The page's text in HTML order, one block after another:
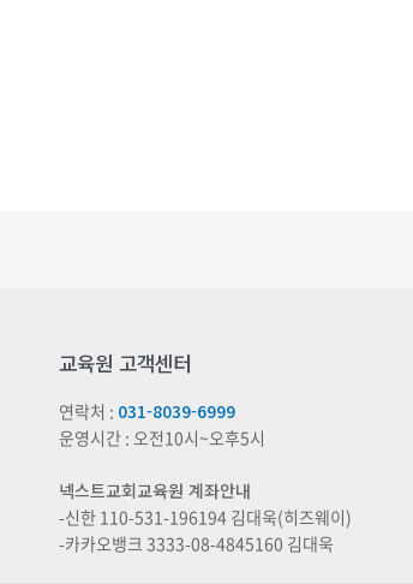
교육원 고객센터
연락처 : 031-8039-6999
운영시간 : 오전10시~오후5시
넥스트교회교육원 계좌안내
-신한 110-531-196194 김대욱(히즈웨이)
-카카오뱅크 3333-08-4845160 김대욱